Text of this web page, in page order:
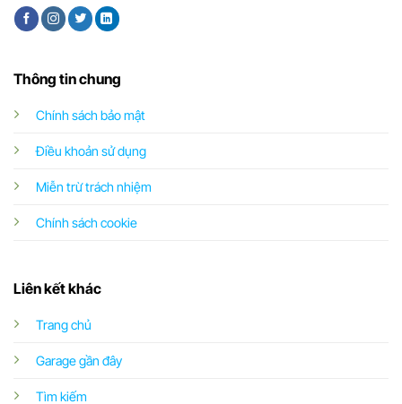
Thông tin chung
Chính sách bảo mật
Điều khoản sử dụng
Miễn trừ trách nhiệm
Chính sách cookie
Liên kết khác
Trang chủ
Garage gần đây
Tìm kiếm